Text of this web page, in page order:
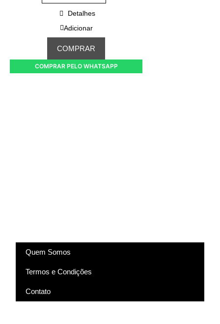
Detalhes
Adicionar
COMPRAR
COMPRAR PELO WHATSAPP
Quem Somos
Termos e Condições
Contato